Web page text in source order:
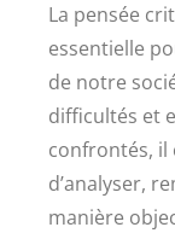
La pensée
essentielle
de notre
difficultés et
confrontés, il
d’analyser,
manière